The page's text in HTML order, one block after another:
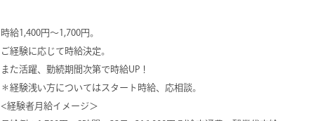
時給1,400円～1,700円。
ご経験に応じて時給決定。
また活躍、勤続期間次第で時給UP！
＊経験浅い方についてはスタート時給、応相談。
<経験者月給イメージ＞